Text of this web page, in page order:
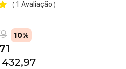
( 1 Avaliação )
10%
432,97